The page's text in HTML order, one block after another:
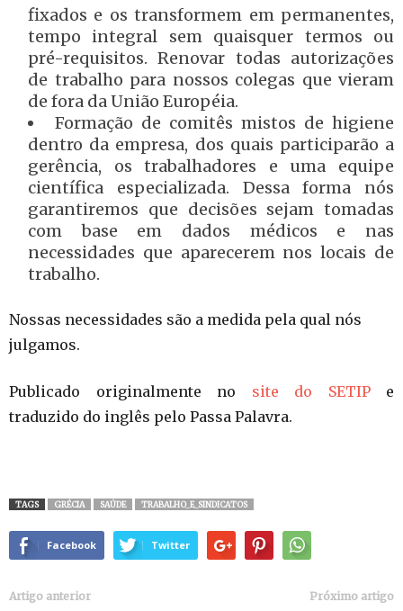
fixados e os transformem em permanentes,
tempo integral sem quaisquer termos ou
pré-requisitos. Renovar todas autorizações
de trabalho para nossos colegas que vieram
de fora da União Européia.
Formação de comitês mistos de higiene
dentro da empresa, dos quais participarão a
gerência, os trabalhadores e uma equipe
científica especializada. Dessa forma nós
garantiremos que decisões sejam tomadas
com base em dados médicos e nas
necessidades que aparecerem nos locais de
trabalho.
Nossas necessidades são a medida pela qual nós
julgamos.
Publicado originalmente no site do SETIPe
traduzido do inglês pelo Passa Palavra.
TAGS GRÉCIA SAÚDE TRABALHO_E_SINDICATOS
Facebook Twitter
Artigo anterior Próximo artigo